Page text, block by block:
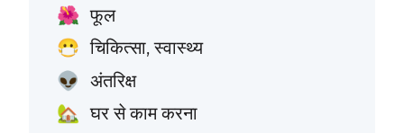
🌺 फूल
😷 चिकित्सा, स्वास्थ्य
👽 अंतरिक्ष
🏡 घर से काम करना